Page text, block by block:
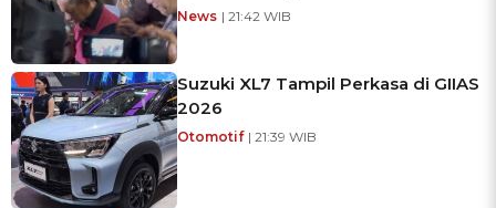
News | 21:42 WIB
Suzuki XL7 Tampil Perkasa di GIIAS
2026
Otomotif | 21:39 WIB